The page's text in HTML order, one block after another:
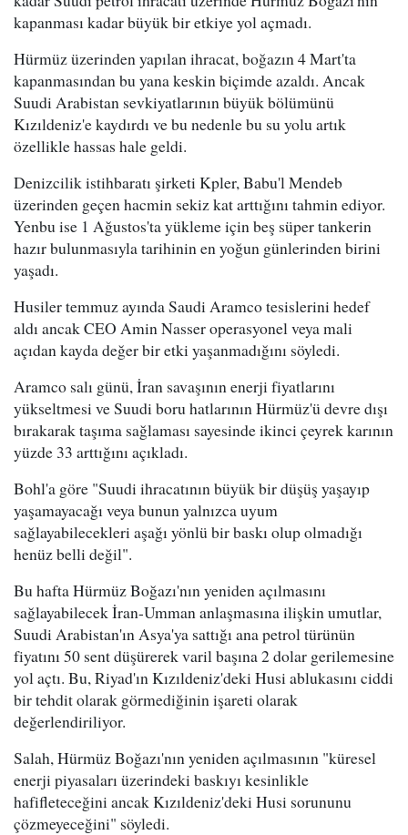
kapanması kadar büyük bir etkiye yol açmadı.
Hürmüz üzerinden yapılan ihracat, boğazın 4 Mart'ta
kapanmasından bu yana keskin biçimde azaldı. Ancak
Suudi Arabistan sevkiyatlarının büyük bölümünü
Kızıldeniz'e kaydırdı ve bu nedenle bu su yolu artık
özellikle hassas hale geldi.
Denizcilik istihbaratı şirketi Kpler, Babu'l Mendeb
üzerinden geçen hacmin sekiz kat arttığını tahmin ediyor.
Yenbu ise 1 Ağustos'ta yükleme için beş süper tankerin
hazır bulunmasıyla tarihinin en yoğun günlerinden birini
yaşadı.
Husiler temmuz ayında Saudi Aramco tesislerini hedef
aldı ancak CEO Amin Nasser operasyonel veya mali
açıdan kayda değer bir etki yaşanmadığını söyledi.
Aramco salı günü, İran savaşının enerji fiyatlarını
yükseltmesi ve Suudi boru hatlarının Hürmüz'ü devre dışı
bırakarak taşıma sağlaması sayesinde ikinci çeyrek karının
yüzde 33 arttığını açıkladı.
Bohl'a göre "Suudi ihracatının büyük bir düşüş yaşayıp
yaşamayacağı veya bunun yalnızca uyum
sağlayabilecekleri aşağı yönlü bir baskı olup olmadığı
henüz belli değil".
Bu hafta Hürmüz Boğazı'nın yeniden açılmasını
sağlayabilecek İran-Umman anlaşmasına ilişkin umutlar,
Suudi Arabistan'ın Asya'ya sattığı ana petrol türünün
fiyatını 50 sent düşürerek varil başına 2 dolar gerilemesine
yol açtı. Bu, Riyad'ın Kızıldeniz'deki Husi ablukasını ciddi
bir tehdit olarak görmediğinin işareti olarak
değerlendiriliyor.
Salah, Hürmüz Boğazı'nın yeniden açılmasının "küresel
enerji piyasaları üzerindeki baskıyı kesinlikle
hafifleteceğini ancak Kızıldeniz'deki Husi sorununu
çözmeyeceğini" söyledi.